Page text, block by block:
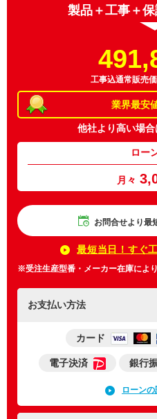
製品＋工事＋保
業界最安
他社より高い場合
工事込通常販売
ロー
月々
お問合せより最
最短当日！すぐ
※受注生産型番・メーカー在庫によ
お支払い方法
カード
電子決済 銀行
ローン